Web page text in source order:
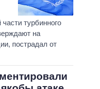
турбинного
на
пострадал от